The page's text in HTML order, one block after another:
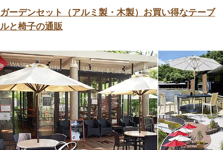
ガーデンセット（アルミ製・木製）お買い得なテーブ
ルと椅子の通販